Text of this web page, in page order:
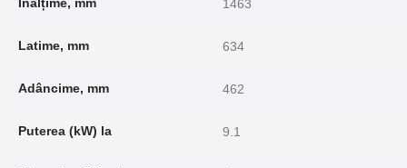
1463
Latime, mm 634
Adâncime, mm 462
Puterea (kW) la 9.1